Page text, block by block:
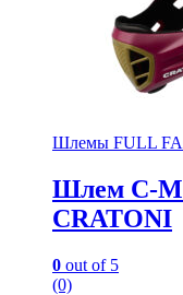
Шлемы FULL
Шлем C-
CRATONI
0 out of 5
(0)